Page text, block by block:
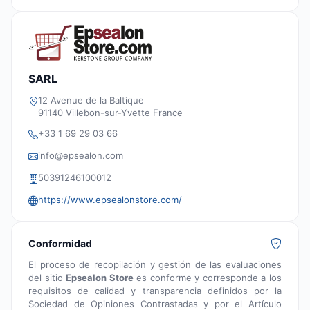
SARL
12 Avenue de la Baltique
91140 Villebon-sur-Yvette France
+33 1 69 29 03 66
info@epsealon.com
50391246100012
https://www.epsealonstore.com/
Conformidad
El proceso de recopilación y gestión de las evaluaciones
del sitioEpsealon Storees conforme y corresponde a los
requisitos de calidad y transparencia definidos por la
Sociedad de Opiniones Contrastadas y por el Artículo